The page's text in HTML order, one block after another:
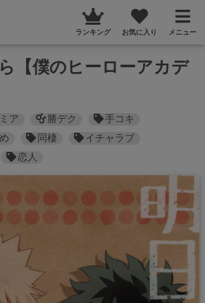
ランキング お気に入り メニュー
【僕のヒーローアカデ
ア 勝デク
手コキ
同棲
イチャラブ
恋人